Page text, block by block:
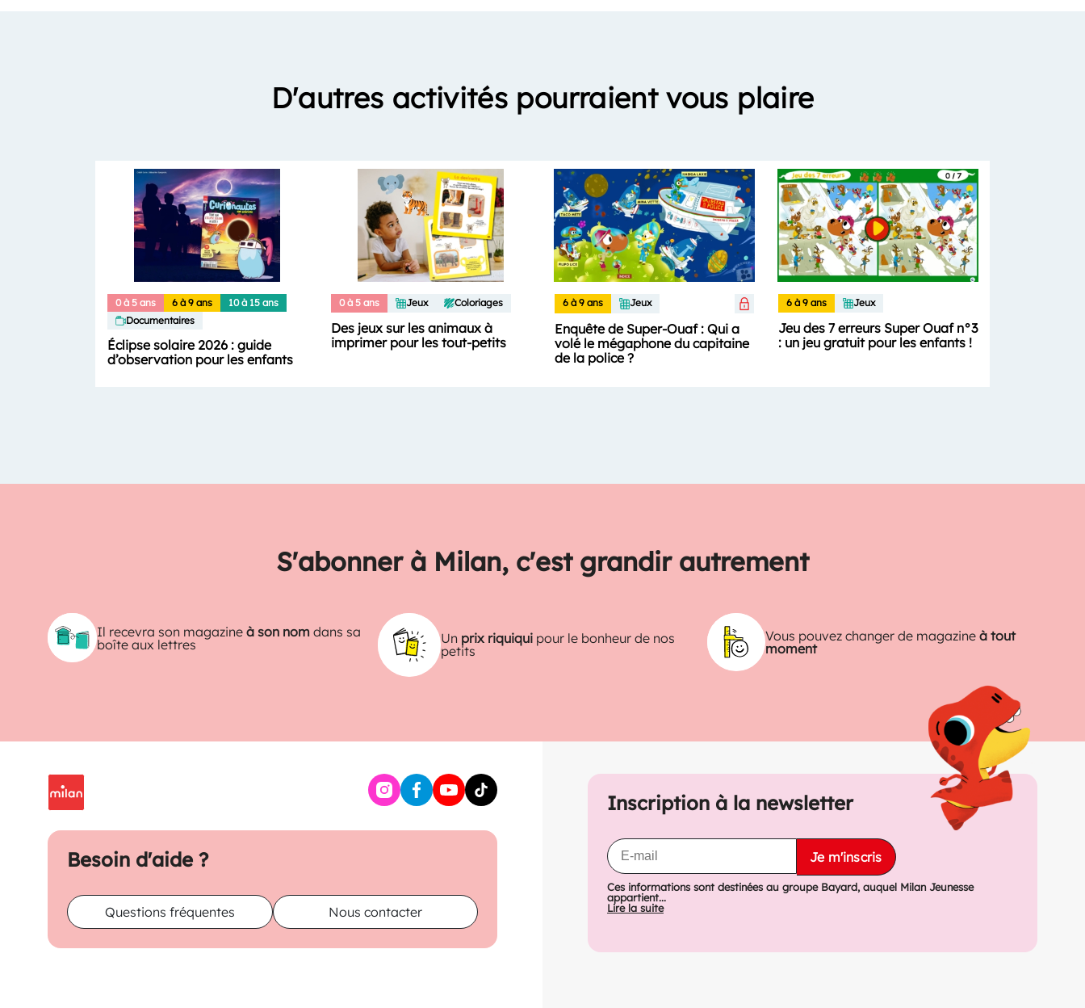
D'autres activités pourraient vous plaire
0 à 5 ans 6 à 9 ans
10 à 15 ans
Documentaires
Éclipse solaire 2026 : guide
d’observation pour les enfants
0 à 5 ans Jeux Coloriages
Des jeux sur les animaux à
imprimer pour les tout-petits
6 à 9 ans Jeux
Enquête de Super-Ouaf : Qui a
volé le mégaphone du capitaine
de la police ?
6 à 9 ans Jeux
Jeu des 7 erreurs Super Ouaf n°3
: un jeu gratuit pour les enfants !
S'abonner à Milan, c'est grandir autrement
Il recevra son magazineà son nom dans sa
boîte aux lettres
Un prix riquiqui pour le bonheur de nos
petits
Vous pouvez changer de magazine à tout
moment
Besoin d'aide ?
Questions fréquentes Nous contacter
Inscription à la newsletter
Je m'inscris
Ces informations sont destinées au groupe Bayard, auquel Milan Jeunesse
appartient...
Lire la suite